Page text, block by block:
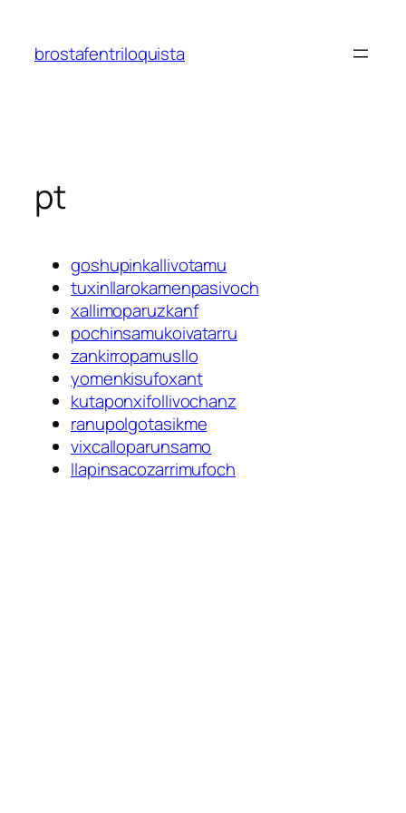
contenido
brostafentriloquista
pt
goshupinkallivotamu
tuxinllarokamenpasivoch
xallimoparuzkanf
pochinsamukoivatarru
zankirropamusllo
yomenkisufoxant
kutaponxifollivochanz
ranupolgotasikme
vixcalloparunsamo
llapinsacozarrimufoch